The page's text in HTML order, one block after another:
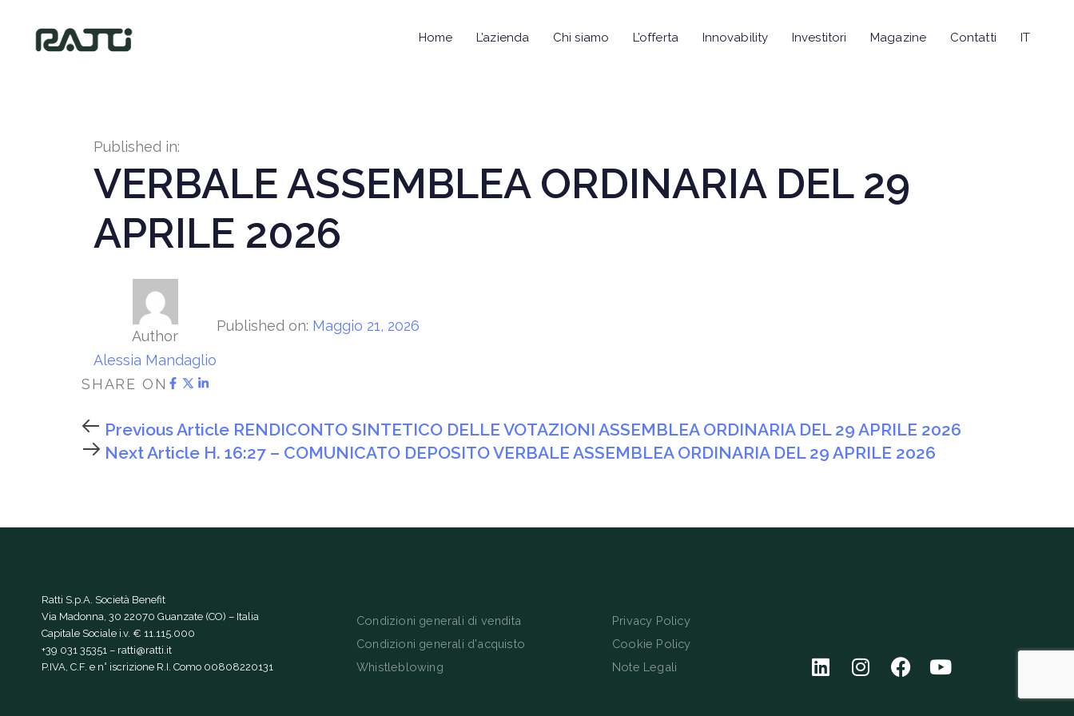
Home L’azienda Chi siamo L’offerta Innovability Investitori Magazine Contatti IT
Published in:
VERBALE ASSEMBLEA ORDINARIA DEL 29
APRILE 2026
Author
Alessia Mandaglio
Published on: Maggio 21, 2026
SHARE ON
Previous Article RENDICONTO SINTETICO DELLE VOTAZIONI ASSEMBLEA ORDINARIA DEL 29 APRILE 2026
Next Article H. 16:27 – COMUNICATO DEPOSITO VERBALE ASSEMBLEA ORDINARIA DEL 29 APRILE 2026
Ratti S.p.A. Società Benefit
Via Madonna, 30 22070 Guanzate (CO) – Italia
Capitale Sociale i.v. € 11.115.000
+39 031 35351 – ratti@ratti.it
P.IVA, C.F. e n° iscrizione R.I. Como 00808220131
Condizioni generali di vendita
Condizioni generali d'acquisto
Whistleblowing
Privacy Policy
Cookie Policy
Note Legali